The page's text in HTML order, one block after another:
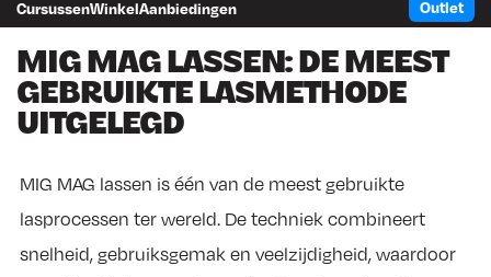
Skip to content
Skip to footer
CursussenWinkelAanbiedingen Outlet
MIG MAG LASSEN: DE MEEST
GEBRUIKTE LASMETHODE
UITGELEGD
MIG MAG lassen is één van de meest gebruikte
lasprocessen ter wereld. De techniek combineert
snelheid, gebruiksgemak en veelzijdigheid, waardoor